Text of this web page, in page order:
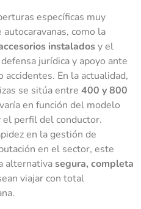
específicas muy
como la
instaladosy el
jurídica y apoyo ante
En la actualidad,
se sitúa entre 400 y 800
en función del modelo
perfil del conductor.
en la gestión de
en el sector, este
alternativasegura, completa
viajar con total